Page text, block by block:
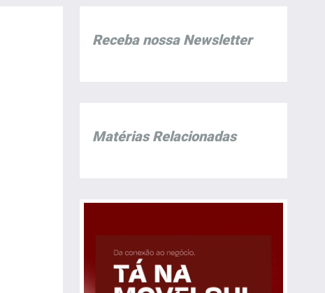
Receba nossa Newsletter
Matérias Relacionadas